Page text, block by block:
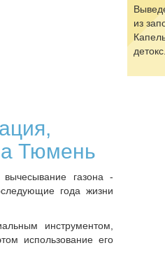
из
де­токс.
Тюмень
вычесывание газона -
года жизни
инструментом,
использование его